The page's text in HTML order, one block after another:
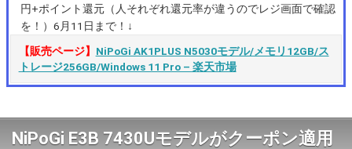
円+ポイント還元（人それぞれ還元率が違うのでレジ画面で確認
を！）6月11日まで！↓
【販売ページ】 NiPoGi AK1PLUS N5030モデル/メモリ12GB/ス
トレージ256GB/Windows 11 Pro – 楽天市場
NiPoGi E3B 7430Uモデルがクーポン適用